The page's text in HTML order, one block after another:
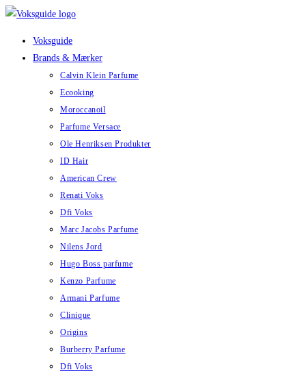
Skip
Voksguide
Brands & Mærker
Calvin Klein Parfume
Ecooking
Moroccanoil
Parfume Versace
Ole Henriksen Produkter
ID Hair
American Crew
Renati Voks
Dfi Voks
Marc Jacobs Parfume
Nilens Jord
Hugo Boss parfume
Kenzo Parfume
Armani Parfume
Clinique
Origins
Burberry Parfume
Dfi Voks